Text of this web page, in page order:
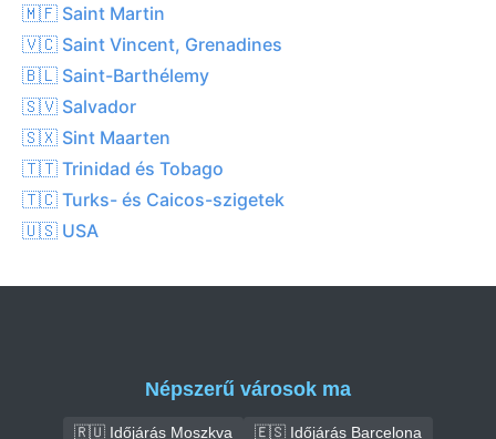
🇲🇫 Saint Martin
🇻🇨 Saint Vincent, Grenadines
🇧🇱 Saint-Barthélemy
🇸🇻 Salvador
🇸🇽 Sint Maarten
🇹🇹 Trinidad és Tobago
🇹🇨 Turks- és Caicos-szigetek
🇺🇸 USA
Népszerű városok ma
🇷🇺 Időjárás Moszkva
🇪🇸 Időjárás Barcelona